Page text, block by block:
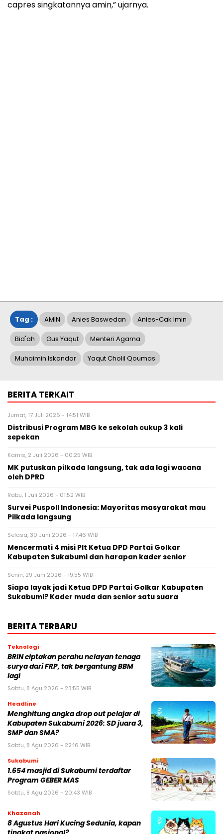
capres singkatannya amin,” ujarnya.
Tag : AMIN Anies Baswedan Anies-Cak Imin
Bid'ah Gus Yaqut Menteri Agama
Muhaimin Iskandar Yaqut Cholil Qoumas
BERITA TERKAIT
Jumat, 17 Juli 2026 - 14:51 WIB
Distribusi Program MBG ke sekolah cukup 3 kali
sepekan
Kamis, 2 Juli 2026 - 00:25 WIB
MK putuskan pilkada langsung, tak ada lagi wacana
oleh DPRD
Rabu, 1 Juli 2026 - 01:52 WIB
Survei Puspoll Indonesia: Mayoritas masyarakat mau
Pilkada langsung
Selasa, 30 Juni 2026 - 17:46 WIB
Mencermati 4 misi Plt Ketua DPD Partai Golkar
Kabupaten Sukabumi dan harapan kader senior
Senin, 29 Juni 2026 - 19:55 WIB
Siapa layak jadi Ketua DPD Partai Golkar Kabupaten
Sukabumi? Kader muda dan senior satu suara
BERITA TERBARU
Teknologi
BRIN ciptakan perahu nelayan tenaga
surya dari FRP, tak bergantung BBM
lagi
Sabtu, 8 Agu 2026 - 23:55 WIB
Headline
Menghitung angka drop out pelajar di
Kabupaten Sukabumi 2026: SD juara 3,
SMP dan SMA?
Sabtu, 8 Agu 2026 - 22:16 WIB
Sukabumi
1.654 masjid di Sukabumi terdaftar
Program GEBER MAS
Sabtu, 8 Agu 2026 - 20:43 WIB
Khazanah
8 Agustus Hari Kucing Sedunia, kapan